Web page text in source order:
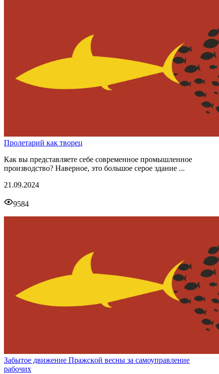
Пролетарий как творец
Как вы представляете себе современное промышленное
производство? Наверное, это большое серое здание ...
21.09.2024
9584
Забытое движение Пражсĸой весны за самоуправление
рабочих